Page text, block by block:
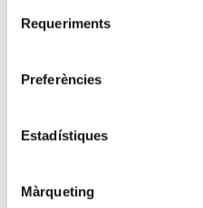
Requeriments
Preferències
Estadístiques
Màrqueting
10 11 12 13 14
31
Reunió amb Núria Gil
17 setembre @10:00